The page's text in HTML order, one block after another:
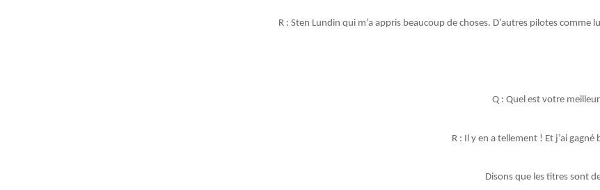
R : Sten Lundin qui m’a appris beaucoup de choses. D’autres pilotes comme
Q : Quel est votre
R : Il y en a tellement ! Et j’ai
Disons que les titres sont